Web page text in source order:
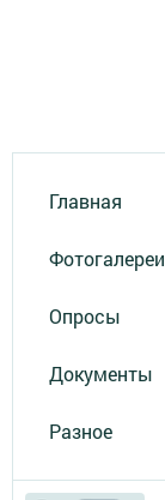
Главная
Фотогалереи
Опросы
Документы
Разное